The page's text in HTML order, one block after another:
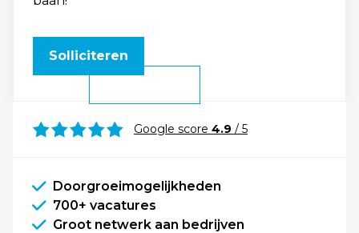
Solliciteren
Google score 4.9 / 5
Doorgroeimogelijkheden
700+ vacatures
Groot netwerk aan bedrijven